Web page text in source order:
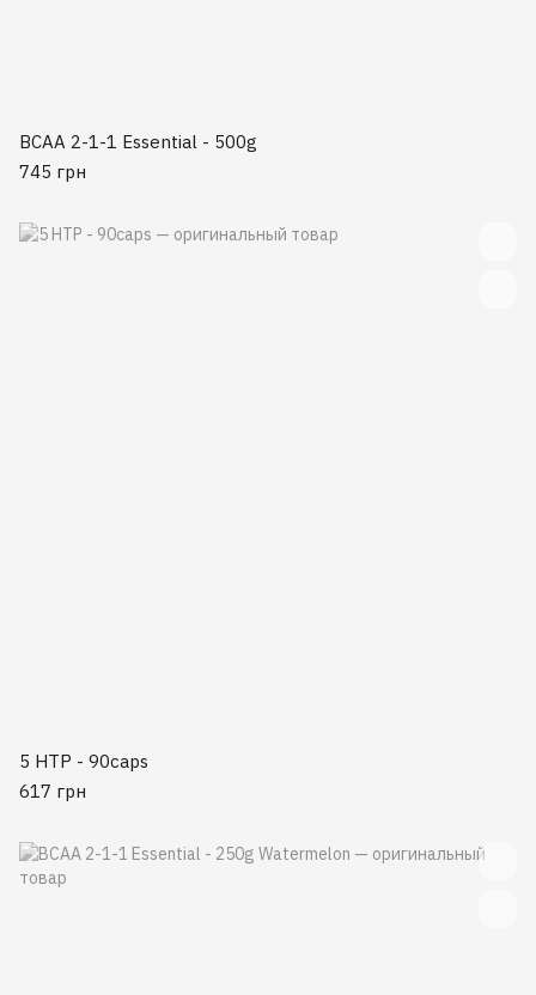
BCAA 2-1-1 Essential - 500g
745 грн
5 HTP - 90caps
617 грн